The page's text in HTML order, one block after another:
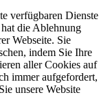
verfügbaren Dienste
die Ablehnung
Webseite. Sie
indem Sie Ihre
aller Cookies auf
immer aufgefordert,
unsere Website